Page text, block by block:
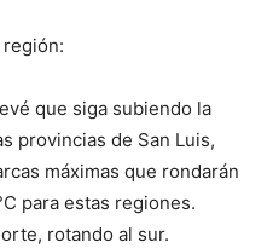
que siga subiendo la
provincias de San Luis,
máximas que rondarán
para estas regiones.
rotando al sur.